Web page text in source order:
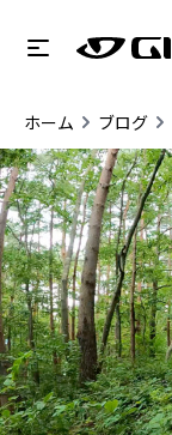
ホーム ブログ